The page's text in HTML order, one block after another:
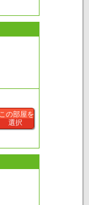
この部屋を
選択